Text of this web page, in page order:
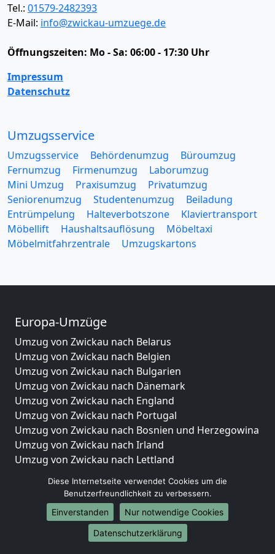
Tel.: 01579-2482393
E-Mail: info@zwickau-umzuege.de
Öffnungszeiten: Mo - Sa: 06:00 - 17:30 Uhr
Impressum
Datenschutz
Umzugsservice
Umzugsservice Behördenumzug
Büroumzug
Fernumzug
Firmenumzug
Laborumzug
Mini Umzug
Praxisumzug
Privatumzug
Seniorenumzug
Studentenumzug
Beiladung
Entrümpelung
Halteverbotszone
Klaviertransport
Möbellift
Haushaltsauflösung
Möbeltaxi
Möbelmitfahrzentrale
Umzugskartons
Europa-Umzüge
Umzug von Zwickau nach Belarus
Umzug von Zwickau nach Belgien
Umzug von Zwickau nach Bulgarien
Umzug von Zwickau nach Dänemark
Umzug von Zwickau nach England
Umzug von Zwickau nach Portugal
Umzug von Zwickau nach Bosnien und Herzegowina
Umzug von Zwickau nach Irland
Umzug von Zwickau nach Lettland
Umzug von Zwickau nach Kroatien
Umzug von Zwickau nach Estland
Umzug von Zwickau nach Finnland
Umzug von Zwickau nach Frankreich
Diese Internetseite verwendet Cookies um die
Benutzerfreundlichkeit zu verbessern.
Einverstanden
Nur notwendige Cookies
Datenschutzerklärung